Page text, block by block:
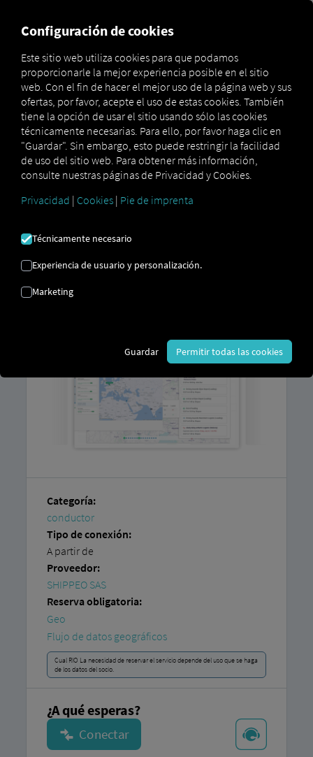
Marketplace Connectors SHIPPEO Connect
CONEXIÓN SHIPPEO
Integración de un proveedor externo
¿Ya utilizas los servicios de nuestro socio
este servicio con datos de nuestros
plataforma RIO
Categoría:
conductor
Tipo de conexión:
A partir de
Proveedor:
SHIPPEO SAS
Reserva obligatoria:
Geo
Flujo de datos geográficos
Cual RIO La necesidad de reservar el servicio depende del uso que se haga
de los datos del socio.
¿A qué esperas?
Configuración de cookies
Este sitio web utiliza cookies para que podamos
proporcionarle la mejor experiencia posible en el sitio
web. Con el fin de hacer el mejor uso de la página web y sus
ofertas, por favor, acepte el uso de estas cookies. También
tiene la opción de usar el sitio usando sólo las cookies
técnicamente necesarias. Para ello, por favor haga clic en
"Guardar". Sin embargo, esto puede restringir la facilidad
de uso del sitio web. Para obtener más información,
consulte nuestras páginas de Privacidad y Cookies.
Privacidad | Cookies | Pie de imprenta
Técnicamente necesario
Experiencia de usuario y personalización.
Marketing
Guardar Permitir todas las cookies